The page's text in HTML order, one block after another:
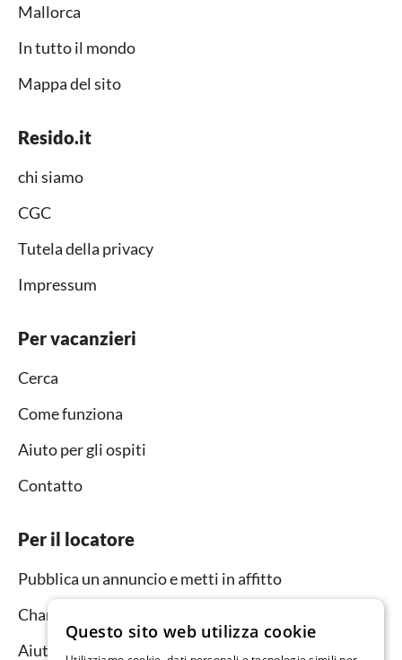
Mallorca
In tutto il mondo
Mappa del sito
Resido.it
chi siamo
CGC
Tutela della privacy
Impressum
Per vacanzieri
Cerca
Come funziona
Aiuto per gli ospiti
Contatto
Per il locatore
Pubblica un annuncio e metti in affitto
Channel Manager
Aiuto per i locatori
Questo sito web utilizza cookie